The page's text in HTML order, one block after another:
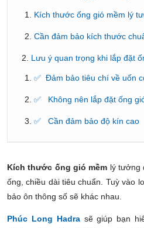
Kích thước ống gió mềm lý
Cần đảm bảo kích thước
Lưu ý quan trọng khi lắp đặt
✅ Đảm bảo tiêu chí về uốn
✅ Không nên lắp đặt ống
✅ Cần đảm bảo độ kín cao
Kích thước ống gió mềm lý tưởng
ống, chiều dài tiêu chuẩn. Tuỳ vào
bảo ôn thông số sẽ khác nhau.
Phúc Long Hadrasẽ giúp bạn